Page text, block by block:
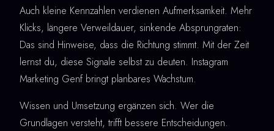
Auch kleine Kennzahlen verdienen Aufmerksamkeit. Mehr
Klicks, längere Verweildauer, sinkende Absprungraten:
Das sind Hinweise, dass die Richtung stimmt. Mit der Zeit
lernst du, diese Signale selbst zu deuten. Instagram
Marketing Genf bringt planbares Wachstum.
Wissen und Umsetzung ergänzen sich. Wer die
Grundlagen versteht, trifft bessere Entscheidungen.